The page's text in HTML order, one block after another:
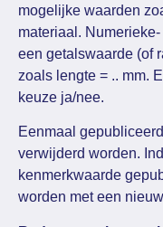
mogelijke waarden
materiaal.
een getalswaarde (of
zoals lengte = .. mm.
keuze ja/nee.
Eenmaal
verwijderd worden.
kenmerkwaarde
worden met een